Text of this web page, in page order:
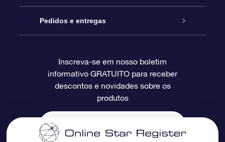
Blog
Avaliações
Pacote de presente da OSR
O cartão de presente da OSR
Presentes corporativos
Star Register
Página estelar personalizada
Um Milhão de Estrelas
OSR Starsaver
Pedidos e entregas
Informações de pagamento
Política de devolução
Inscreva-se em nosso boletim
informativo GRATUITO para receber
descontos e novidades sobre os
produtos